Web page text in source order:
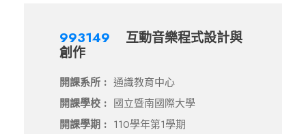
993149
互動音樂程式設計與
創作
開課系所 : 通識教育中心
開課學校 : 國立暨南國際大學
開課學期 : 110學年第1學期